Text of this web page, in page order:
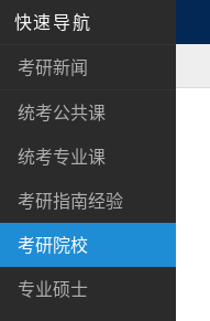
快速导航
考研新闻
统考公共课
统考专业课
考研指南经验
考研院校
专业硕士